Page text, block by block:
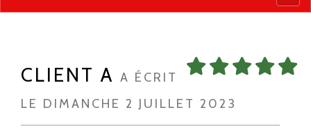
CLIENT A A ÉCRIT
LE DIMANCHE 2 JUILLET 2023